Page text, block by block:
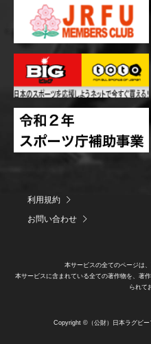
利用規約
お問い合わせ
本サービスの全てのページは
本サービスに含まれている全ての著作物を、著
られて
Copyright ©（公財）日本ラグビ